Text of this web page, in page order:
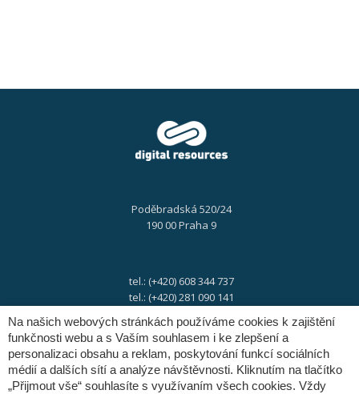
Poděbradská 520/24
190 00 Praha 9
tel.: (+420) 608 344 737
tel.: (+420) 281 090 141
e-mail:info@digres.cz
Na našich webových stránkách používáme cookies k zajištění
funkčnosti webu a s Vaším souhlasem i ke zlepšení a
personalizaci obsahu a reklam, poskytování funkcí sociálních
médií a dalších sítí a analýze návštěvnosti. Kliknutím na tlačítko
„Přijmout vše“ souhlasíte s využívaním všech cookies. Vždy